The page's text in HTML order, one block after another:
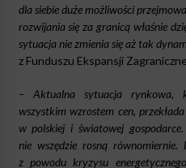
dla siebie duże możliwości
rozwijania się za granicą właśnie
sytuacja nie zmienia się aż tak
z Funduszu Ekspansji
– Aktualna sytuacja rynkowa,
wszystkim wzrostem cen,
w polskiej i światowej
nie wszędzie rosną
z powodu kryzysu